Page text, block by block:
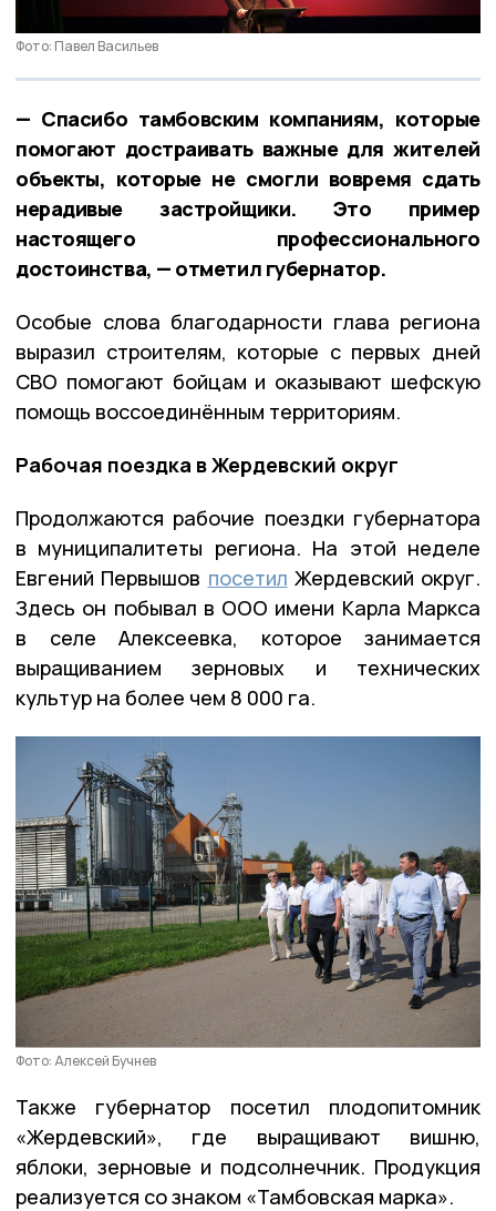
Фото: Павел Васильев
— Спасибо тамбовским компаниям, которые
помогают достраивать важные для жителей
объекты, которые не смогли вовремя сдать
нерадивые застройщики. Это пример
настоящего профессионального
достоинства, — отметил губернатор.
Особые слова благодарности глава региона
выразил строителям, которые с первых дней
СВО помогают бойцам и оказывают шефскую
помощь воссоединённым территориям.
Рабочая поездка в Жердевский округ
Продолжаются рабочие поездки губернатора
в муниципалитеты региона. На этой неделе
Евгений Первышов посетил Жердевский округ.
Здесь он побывал в ООО имени Карла Маркса
в селе Алексеевка, которое занимается
выращиванием зерновых и технических
культур на более чем 8 000 га.
Фото: Алексей Бучнев
Также губернатор посетил плодопитомник
«Жердевский», где выращивают вишню,
яблоки, зерновые и подсолнечник. Продукция
реализуется со знаком «Тамбовская марка».